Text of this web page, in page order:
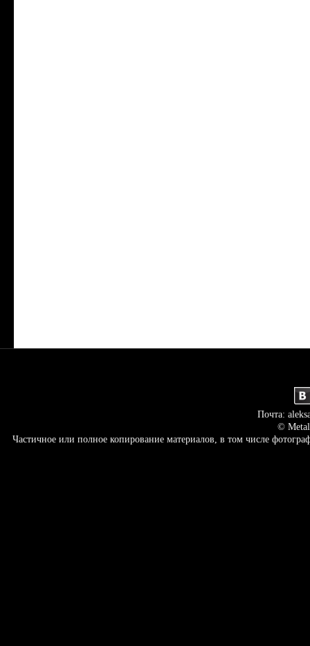
Почта:
©
Частичное или полное копирование материалов, в том числе